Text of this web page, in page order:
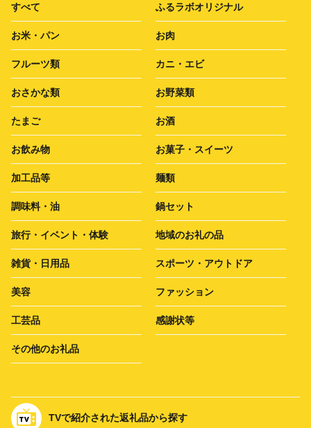
すべて ふるラボオリジナル
お米・パン お肉
フルーツ類 カニ・エビ
おさかな類 お野菜類
たまご お酒
お飲み物 お菓子・スイーツ
加工品等 麺類
調味料・油 鍋セット
旅行・イベント・体験 地域のお礼の品
雑貨・日用品 スポーツ・アウトドア
美容 ファッション
工芸品 感謝状等
その他のお礼品
TVで紹介された返礼品から探す